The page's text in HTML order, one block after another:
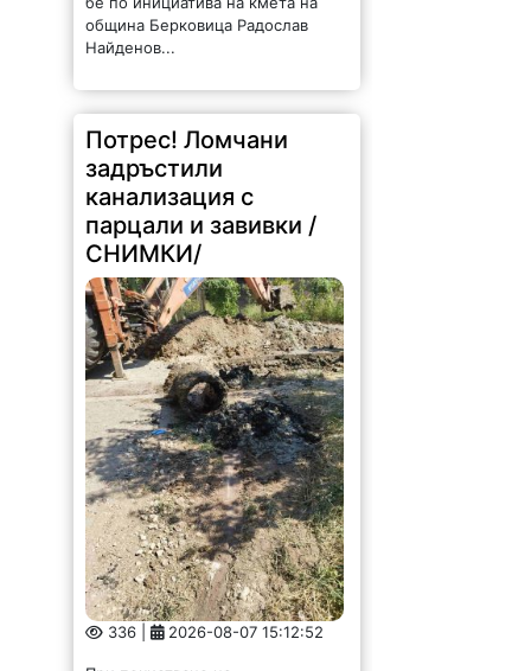
задръстили
канализация с
парцали и завивки /
СНИМКИ/
336 | 2026-08-07 15:12:52
При почистване на
канализационната мрежа на ул.